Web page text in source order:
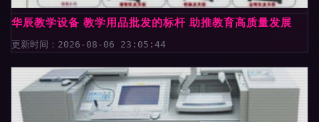
华辰教学设备 教学用品批发的标杆 助推教育高质量发展
更新时间：2026-08-06 23:05:44